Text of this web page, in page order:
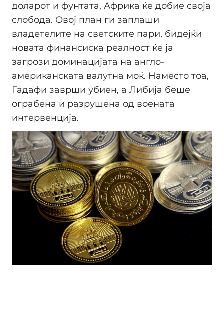
доларот и фунтата, Африка ќе добие своја
слобода. Овој план ги заплаши
владетелите на светските пари, бидејќи
новата финансиска реалност ќе ја
загрози доминацијата на англо-
американската валутна моќ. Наместо тоа,
Гадафи заврши убиен, а Либија беше
ограбена и разрушена од воената
интервенција.